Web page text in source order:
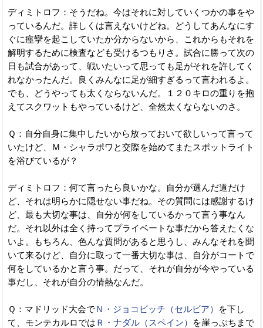
ディミトロフ：そうだね。今はそれに対していくつかの事をや
っているんだ。詳しくは言えないけどね。どうしてあんなにす
ぐに痙攣を起こしていたか分からないから、これからもそれを
解明するために検査なども受けるつもりさ。試合に勝って次の
日も試合があって、戦いたいって思っても足がそれを許してく
れなかったんだ。良くみんなに足が細すぎるって言われるよ。
でも、どうやっても太くならないんだ。１２０キロの重りを抱
えてスクワットもやっているけど、全然太くならないのさ。
Ｑ：自分自身に集中したいから放っておいて欲しいって言って
いたけど、Ｍ・シャラポワと交際を始めてまたスポットライト
を浴びているが？
ディミトロフ：何て言ったら良いかな。自分が選んだ道だけ
ど、それは明らかに隠せない事だね。その質問には感謝するけ
ど、最も大切な事は、自分が何をしているかって言う事なん
だ。それ以外は全く持ってプライベートな事だから答えたくな
いよ。もちろん、色んな質問があると思うし、みんなそれを聞
いて来るけど、自分に取って一番大切な事は、自分がコートで
何をしているかと言う事。だって、それが自分が今やっている
事だし、それが自分の情熱なんだ。
Ｑ：マドリッド大会でＮ・ジョコビッチ（セルビア）
を下し
て、モンテカルロでは Ｒ・ナダル（スペイン）
を崖っぷちまで